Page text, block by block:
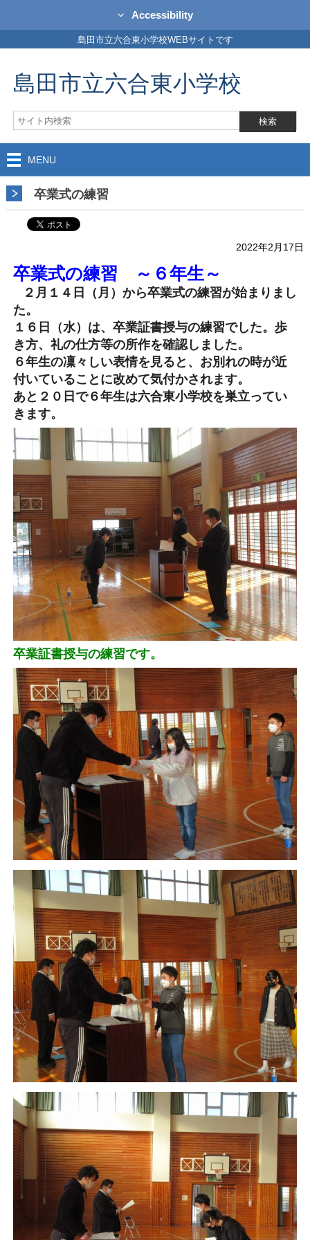
Accessibility
島田市立六合東小学校WEBサイトです
島田市立六合東小学校
MENU
卒業式の練習
2022年2月17日
卒業式の練習 ～６年生～
２月１４日（月）から卒業式の練習が始まりまし
た。
１６日（水）は、卒業証書授与の練習でした。歩
き方、礼の仕方等の所作を確認しました。
６年生の凜々しい表情を見ると、お別れの時が近
付いていることに改めて気付かされます。
あと２０日で６年生は六合東小学校を巣立ってい
きます。
卒業証書授与の練習です。